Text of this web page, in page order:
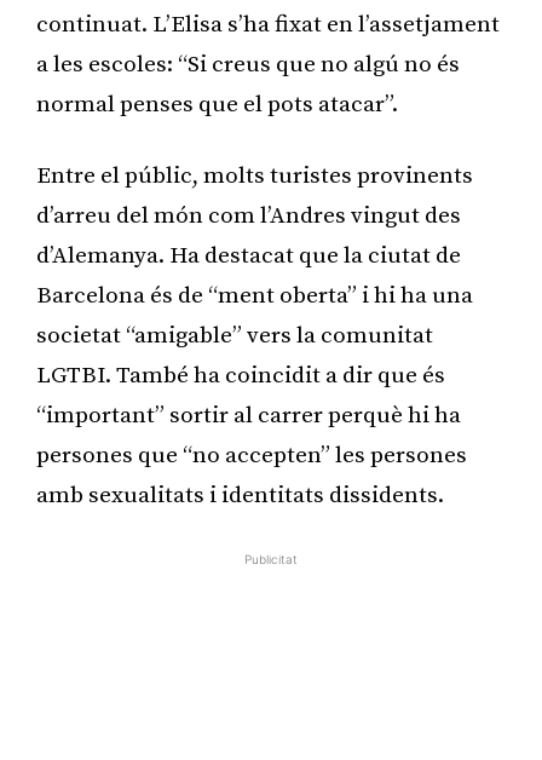
continuat. L’Elisa s’ha fixat en l’assetjament
a les escoles: “Si creus que no algú no és
normal penses que el pots atacar”.
Entre el públic, molts turistes provinents
d’arreu del món com l’Andres vingut des
d’Alemanya. Ha destacat que la ciutat de
Barcelona és de “ment oberta” i hi ha una
societat “amigable” vers la comunitat
LGTBI. També ha coincidit a dir que és
“important” sortir al carrer perquè hi ha
persones que “no accepten” les persones
amb sexualitats i identitats dissidents.
Publicitat